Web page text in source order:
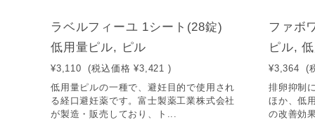
ラベルフィーユ 1シート(28錠)
低用量ピル, ピル
¥3,110 (税込価格 ¥3,421 )
低用量ピルの一種で、避妊目的で使用され
る経口避妊薬です。富士製薬工業株式会社
が製造・販売しており、ト...
ファボ
ピル,
¥3,364
(
排卵抑制
ほか、低
の改善効